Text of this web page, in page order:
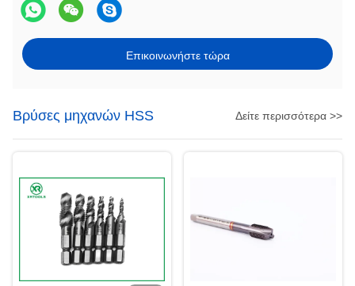
Επικοινωνήστε τώρα
Βρύσες μηχανών HSS Δείτε περισσότερα >>